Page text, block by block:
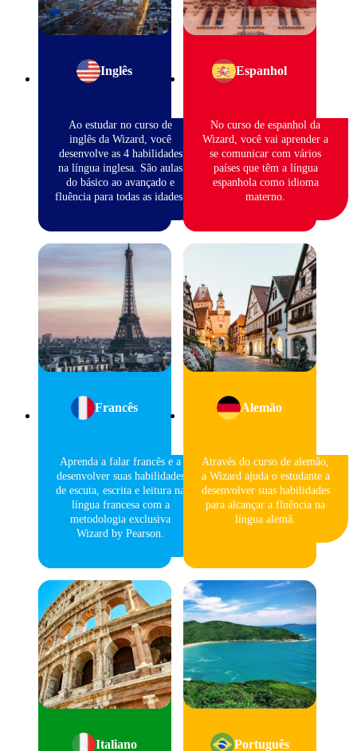
Inglês
Ao estudar no curso de
inglês da Wizard, você
desenvolve as 4 habilidades
na língua inglesa. São aulas
do básico ao avançado e
fluência para todas as idades.
Espanhol
No curso de espanhol da
Wizard, você vai aprender a
se comunicar com vários
países que têm a língua
espanhola como idioma
materno.
Francês
Aprenda a falar francês e a
desenvolver suas habilidades
de escuta, escrita e leitura na
língua francesa com a
metodologia exclusiva
Wizard by Pearson.
Alemão
Através do curso de alemão,
a Wizard ajuda o estudante a
desenvolver suas habilidades
para alcançar a fluência na
língua alemã.
Italiano Português